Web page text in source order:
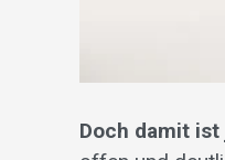
Doch damit